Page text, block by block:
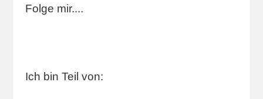
Folge mir....
Ich bin Teil von: